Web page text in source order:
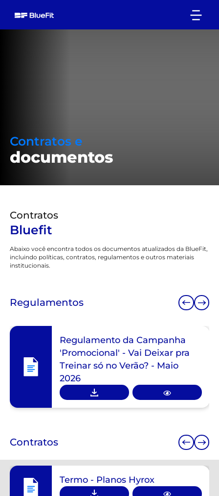
Contratos e
documentos
Contratos
Bluefit
Abaixo você encontra todos os documentos atualizados da BlueFit,
incluindo políticas, contratos, regulamentos e outros materiais
institucionais.
Regulamentos
Regulamento da Campanha
'Promocional' - Vai Deixar pra
Treinar só no Verão? - Maio
2026
Contratos
Termo - Planos Hyrox